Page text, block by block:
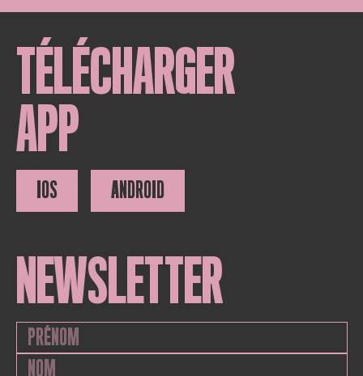
TÉLÉCHARGER
APP
IOS ANDROID
NEWSLETTER